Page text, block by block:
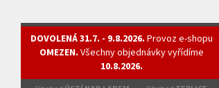
DOVOLENÁ 31.7. - 9.8.2026. Provoz e-shopu
OMEZEN. Všechny objednávky vyřídíme
10.8.2026.